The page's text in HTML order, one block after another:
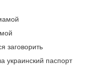
заговорить
украинский паспорт